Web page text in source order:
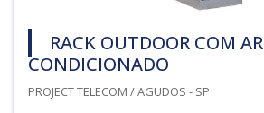
RACK OUTDOOR COM AR
CONDICIONADO
PROJECT TELECOM / AGUDOS - SP